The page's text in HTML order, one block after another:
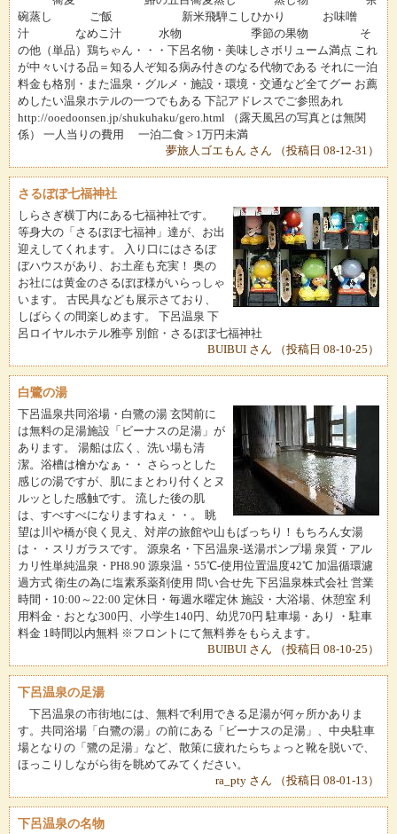
碗蒸し ご飯 新米飛騨こしひかり お味噌
汁 なめこ汁 水物 季節の果物 そ
の他（単品）鶏ちゃん・・・下呂名物・美味しさボリューム満点 これ
が中々いける品＝知る人ぞ知る病み付きのなる代物である それに一泊
料金も格別・また温泉・グルメ・施設・環境・交通など全てグー お薦
めしたい温泉ホテルの一つでもある 下記アドレスでご参照あれ
http://ooedoonsen.jp/shukuhaku/gero.html （露天風呂の写真とは無関
係） 一人当りの費用 一泊二食 > 1万円未満
夢旅人ゴエもん さん （投稿日 08-12-31）
さるぼぼ七福神社
しらさぎ横丁内にある七福神社です。
等身大の「さるぼぼ七福神」達が、お出
迎えしてくれます。 入り口にはさるぼ
ぼハウスがあり、お土産も充実！ 奥の
お社には黄金のさるぼぼ様がいらっしゃ
います。 古民具なども展示さており、
しばらくの間楽しめます。 下呂温泉 下
呂ロイヤルホテル雅亭 別館・さるぼぼ七福神社
BUIBUI さん （投稿日 08-10-25）
白鷺の湯
下呂温泉共同浴場・白鷺の湯 玄関前に
は無料の足湯施設「ビーナスの足湯」が
あります。 湯船は広く、洗い場も清
潔。浴槽は檜かなぁ・・ さらっとした
感じの湯ですが、肌にまとわり付くとヌ
ルッとした感触です。 流した後の肌
は、すべすべになりますねぇ・・。 眺
望は川や橋が良く見え、対岸の旅館や山もばっちり！もちろん女湯
は・・スリガラスです。 源泉名・下呂温泉-送湯ポンプ場 泉質・アル
カリ性単純温泉・PH8.90 源泉温・55℃-使用位置温度42℃ 加温循環濾
過方式 衛生の為に塩素系薬剤使用 問い合せ先 下呂温泉株式会社 営業
時間・10:00～22:00 定休日・毎週水曜定休 施設・大浴場、休憩室 利
用料金・おとな300円、小学生140円、幼児70円 駐車場・あり ・駐車
料金 1時間以内無料 ※フロントにて無料券をもらえます。
BUIBUI さん （投稿日 08-10-25）
下呂温泉の足湯
下呂温泉の市街地には、無料で利用できる足湯が何ヶ所かありま
す。共同浴場「白鷺の湯」の前にある「ビーナスの足湯」、中央駐車
場となりの「鷺の足湯」など、散策に疲れたらちょっと靴を脱いで、
ほっこりしながら街を眺めてみてください。
ra_pty さん （投稿日 08-01-13）
下呂温泉の名物